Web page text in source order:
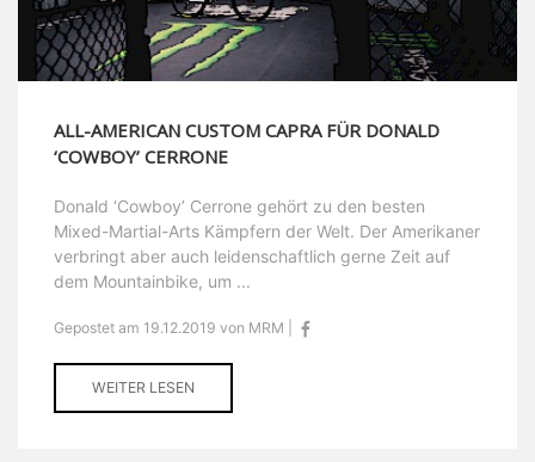
ALL-AMERICAN CUSTOM CAPRA FÜR DONALD
‘COWBOY’ CERRONE
Donald ‘Cowboy’ Cerrone gehört zu den besten
Mixed-Martial-Arts Kämpfern der Welt. Der Amerikaner
verbringt aber auch leidenschaftlich gerne Zeit auf
dem Mountainbike, um ...
Gepostet am 19.12.2019 von MRM |
WEITER LESEN